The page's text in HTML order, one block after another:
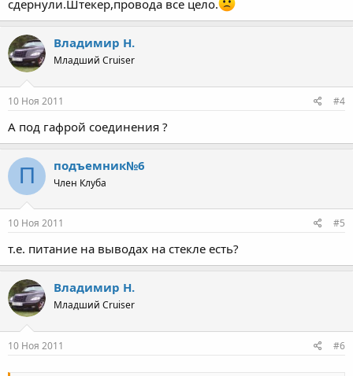
сдернули.Штекер,провода все цело.
Владимир Н.
Младший Cruiser
10 Ноя 2011 #4
А под гафрой соединения ?
П подъемник№6
Член Клуба
10 Ноя 2011 #5
т.е. питание на выводах на стекле есть?
Владимир Н.
Младший Cruiser
10 Ноя 2011 #6